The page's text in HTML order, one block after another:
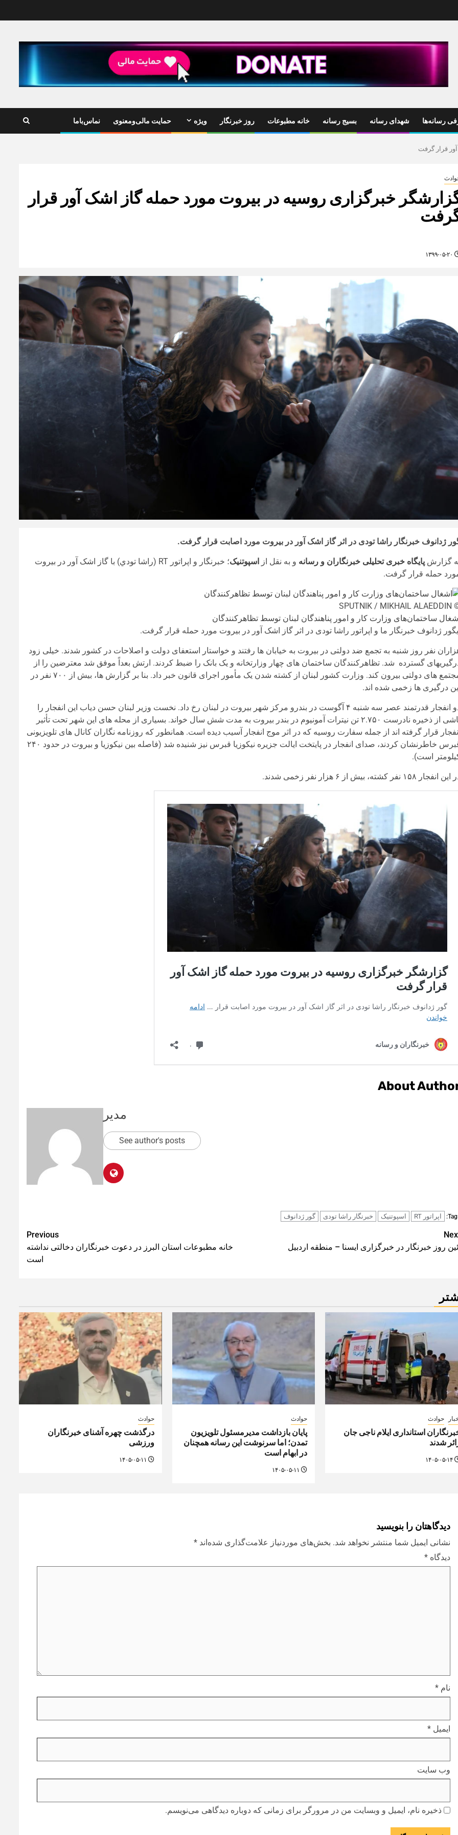
رسانه‌ها شهدای رسانه بسیج رسانه خانه مطبوعات روز خبرنگار ویژه حمایت مالی‌ومعنوی نماس‌باما
قرار گرفت
خبرگزاری روسیه در بیروت مورد حمله گاز اشک آور قرار
ژدانوف خبرنگار راشا تودی در اثر گاز اشک آور در بیروت مورد اصابت قرار گرفت.
گزارش پایگاه خبری تحلیلی خبرنگاران و رسانه و به نقل از اسپوتنیک
؛ خبرنگار و اپراتور RT (راشا تودي) با گاز اشک آور در بیروت
حمله قرار گرفت.
© SPUTNIK /
ساختمان‌های وزارت کار و امور پناهندگان لبنان توسط تظاهرکنندگان
ژدانوف خبرنگار ما و اپراتور راشا تودی در اثر گاز اشک آور در بیروت مورد حمله قرار گرفت.
نفر روز شنبه به تجمع ضد دولتی در بیروت به خیابان ها رفتند و خواستار استعفای دولت و اصلاحات در کشور شدند. خیلی زود
گسترده شد. تظاهرکنندگان ساختمان های چهار وزارتخانه و یک بانک را ضبط کردند. ارتش بعداً موفق شد معترضین را از
های دولتی بیرون کند. وزارت کشور لبنان
از کشته شدن یک مأمور اجرای قانون خبر داد. بنا بر گزارش ها، بیش از ۷۰۰ نفر در
درگیری ها زخمی شده اند.
دو انفجار قدرتمند عصر سه شنبه ۴ آگوست در بندرو مرکز شهر بیروت در لبنان رخ داد. نخست وزیر لبنان حسن دیاب این انفجار را
ناشی از ذخیره نادرست ۲.۷۵۰ تن نیترات آمونیوم در بندر بیروت به مدت شش سال خواند. بسیاری از محله های این شهر تحت تأثیر
قرار گرفته اند از جمله سفارت روسیه که در اثر موج انفجار آسیب دیده است. همانطور که روزنامه نگاران کانال های تلویزیونی
قبرس خاطرنشان کردند، صدای انفجار در پایتخت ایالت جزیره نیکوزیا قبرس نیز شنیده شد (فاصله بین نیکوزیا و بیروت در حدود ۲۴۰
است).
انفجار ۱۵۸ نفر کشته، بیش از ۶ هزار نفر زخمی شدند.
About
مدیر
See author's posts
اپراتور RT اسپوتنیک خبرنگار راشا تودی گور ژدانوف
Previous
خانه مطبوعات استان البرز در دعوت خبرنگاران دخالتی نداشته
است
روز خبرنگار در خبرگزاری ایسنا – منطقه اردبیل
حوادث
استانداری ایلام ناجی جان
شدند
حوادث
پایان بازداشت مدیرمسئول تلویزیون
تمدن؛ اما سرنوشت این رسانه همچنان
در ابهام است
۱۴۰۵-۰۵-۱۱
حوادث
درگذشت چهره آشنای خبرنگاران
ورزشی
دیدگاهتان را بنویسید
نشانی ایمیل شما منتشر نخواهد شد. بخش‌های موردنیاز علامت‌گذاری شده‌اند *
دیدگاه *
نام *
ایمیل *
وب‌ سایت
ذخیره نام، ایمیل و وبسایت من در مرورگر برای زمانی که دوباره دیدگاهی می‌نویسم.